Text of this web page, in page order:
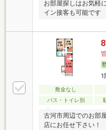
お部屋探しはお気軽
イン接客も可能です
1
敷金なし
バス・トイレ別
古河市周辺でのお部
店にお任せ下さい！